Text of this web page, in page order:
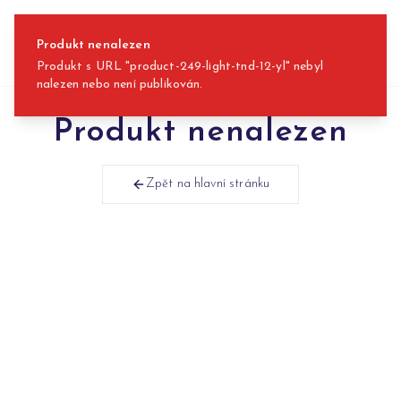
Produkt nenalezen
Produkt s URL "product-249-light-tnd-12-yl" nebyl
nalezen nebo není publikován.
Produkt nenalezen
Zpět na hlavní stránku